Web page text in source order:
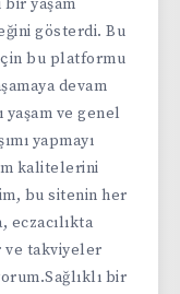
bir yaşam
gösterdi. Bu
bu platformu
devam
yaşam ve genel
yapmayı
kalitelerini
bu sitenin her
eczacılıkta
ve takviyeler
bir